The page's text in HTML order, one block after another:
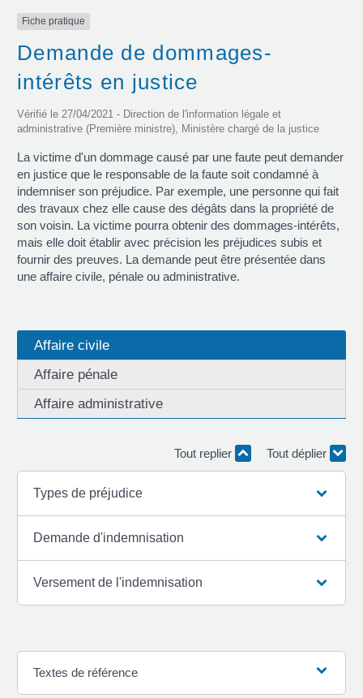
Fiche pratique
Demande de dommages-
intérêts en justice
Vérifié le 27/04/2021 - Direction de l'information légale et
administrative (Première ministre), Ministère chargé de la justice
La victime d'un dommage causé par une faute peut demander
en justice que le responsable de la faute soit condamné à
indemniser son préjudice. Par exemple, une personne qui fait
des travaux chez elle cause des dégâts dans la propriété de
son voisin. La victime pourra obtenir des dommages-intérêts,
mais elle doit établir avec précision les préjudices subis et
fournir des preuves. La demande peut être présentée dans
une affaire civile, pénale ou administrative.
Affaire civile
Affaire pénale
Affaire administrative
Tout replier Tout déplier
Types de préjudice
Demande d'indemnisation
Versement de l'indemnisation
Textes de référence